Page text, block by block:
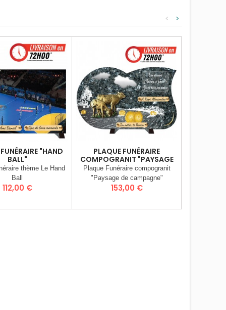
>
<
"HAND
BALL"
thème Le Hand
Ball
Prix
112,00 €
PLAQUE FUNÉRAIRE
COMPOGRANIT "PAYSAGE
DE CAMPAGNE"
Plaque Funéraire compogranit
"Paysage de campagne"
Prix
153,00 €